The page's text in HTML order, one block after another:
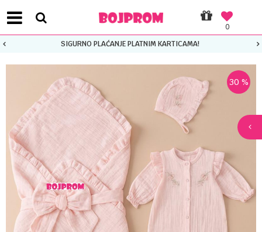
0
SIGURNO PLAĆANJE PLATNIM KARTICAMA!
30 %